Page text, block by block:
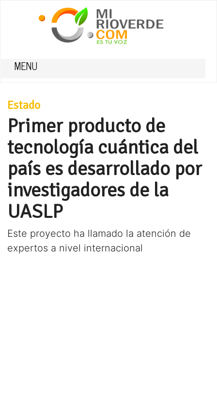
MENU
Estado
Primer producto de
tecnología cuántica del
país es desarrollado por
investigadores de la
UASLP
Este proyecto ha llamado la atención de
expertos a nivel internacional